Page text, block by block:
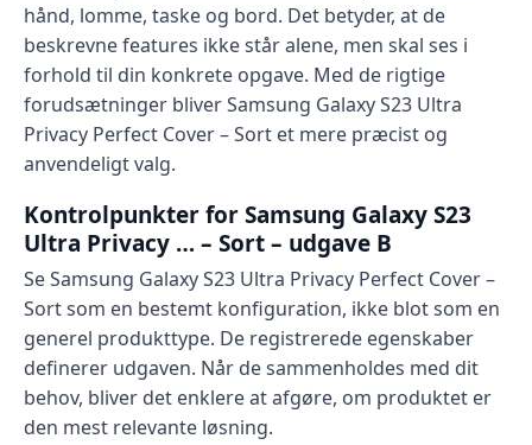
hånd, lomme, taske og bord. Det betyder, at de
beskrevne features ikke står alene, men skal ses i
forhold til din konkrete opgave. Med de rigtige
forudsætninger bliver Samsung Galaxy S23 Ultra
Privacy Perfect Cover – Sort et mere præcist og
anvendeligt valg.
Kontrolpunkter for Samsung Galaxy S23
Ultra Privacy … – Sort – udgave B
Se Samsung Galaxy S23 Ultra Privacy Perfect Cover –
Sort som en bestemt konfiguration, ikke blot som en
generel produkttype. De registrerede egenskaber
definerer udgaven. Når de sammenholdes med dit
behov, bliver det enklere at afgøre, om produktet er
den mest relevante løsning.